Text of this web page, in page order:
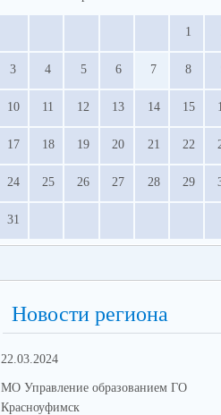
1
3 4 5 6 7 8
10 11 12 13 14 15
17 18 19 20 21 22
24 25 26 27 28 29
31
Новости региона
22.03.2024
МО Управление образованием ГО
Красноуфимск